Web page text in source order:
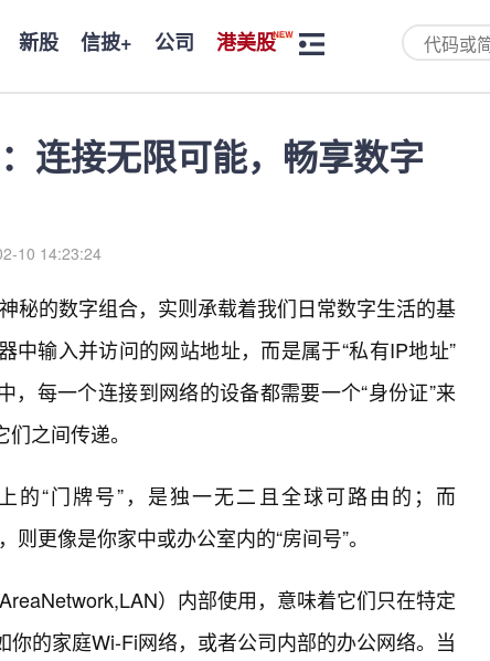
新股 信披+ 公司 港美股
连接无限可能，畅享数字
10 14:23:24
秘的数字组合，实则承载着我们日常数字生活的基
中输入并访问的网站地址，而是属于“私有IP地址”
，每一个连接到网络的设备都需要一个“身份证”来
之间传递。
的“门牌号”，是独一无二且全球可路由的；而
更像是你家中或办公室内的“房间号”。
）内部使用，意味着它们只在特定
的家庭Wi-Fi网络，或者公司内部的办公网络。当